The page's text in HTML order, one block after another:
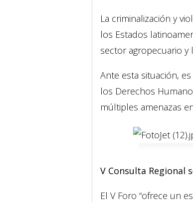
La criminalización y
los Estados
sector agropecuario y
Ante esta situación,
los Derechos
múltiples amenazas
V Consulta Regional
El V Foro “ofrece un